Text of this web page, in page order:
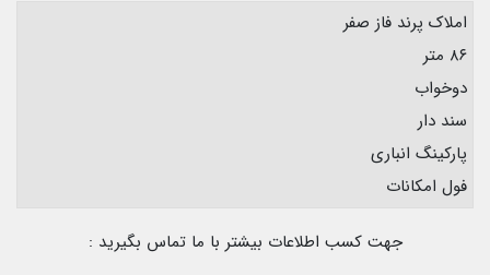
املاک پرند فاز صفر
۸۶ متر
دوخواب
سند دار
پارکینگ انباری
فول امکانات
جهت کسب اطلاعات بیشتر با ما تماس بگیرید :